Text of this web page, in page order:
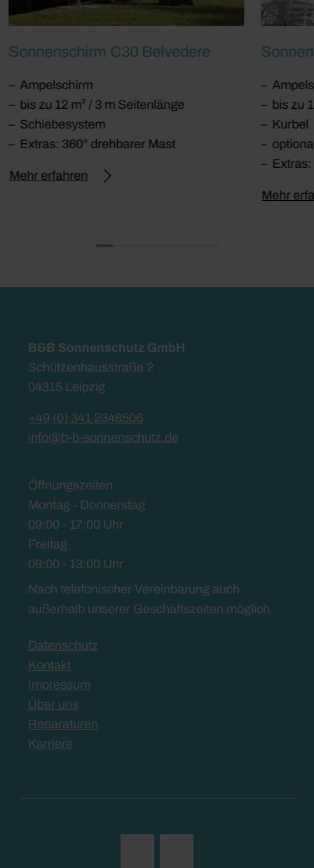
Sonnenschirm C30 Belvedere
Ampelschirm
bis zu 12 m² / 3 m Seitenlänge
Schiebesystem
Extras: 360° drehbarer Mast
Mehr erfahren
bis zu
Kurbel
Mehr
B&B Sonnenschutz GmbH
Schützenhausstraße 2
04315 Leipzig
+49 (0) 341 2348506
info@b-b-sonnenschutz.de
Öffnungszeiten
Montag - Donnerstag
09:00 - 17:00 Uhr
Freitag
09:00 - 13:00 Uhr
Nach telefonischer Vereinbarung auch
außerhalb unserer Geschäftszeiten möglich.
Datenschutz
Kontakt
Impressum
Über uns
Reparaturen
Karriere